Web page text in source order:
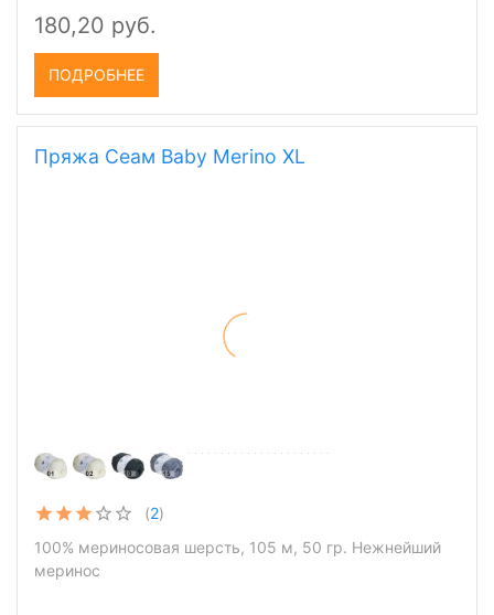
180,20 руб.
(2)
100% мериносовая шерсть, 105 м, 50 гр. Нежнейший